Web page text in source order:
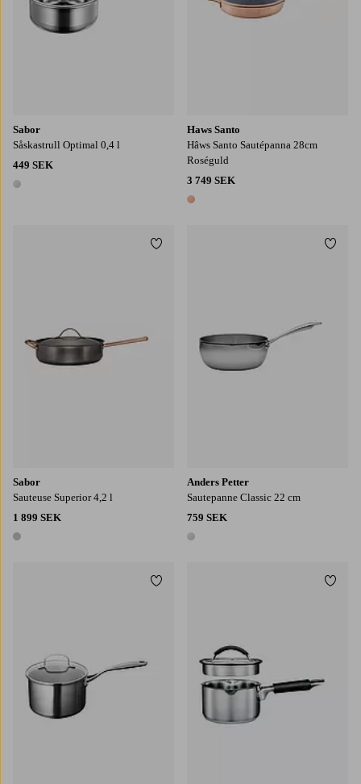
Sabor
Såskastrull Optimal 0,4 l
449 SEK
1 färg
Haws Santo
Hâws Santo Sautépanna 28cm
Roséguld
3 749 SEK
1 färg
Sabor
Sauteuse Superior 4,2 l
1 899 SEK
1 färg
Lägg till i favoriter
Anders Petter
Sautepanne Classic 22 cm
759 SEK
1 färg
Lägg till i favoriter